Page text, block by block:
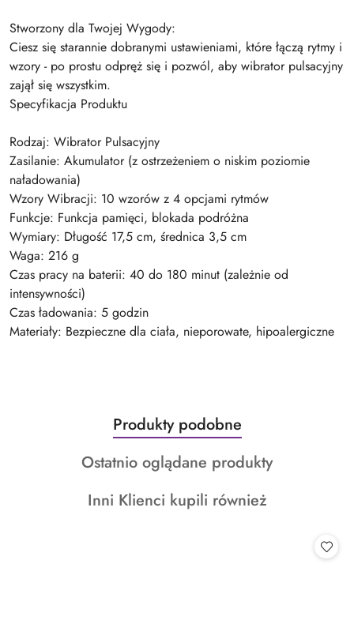
Stworzony dla Twojej Wygody:
Ciesz się starannie dobranymi ustawieniami, które łączą rytmy i
wzory - po prostu odpręż się i pozwól, aby wibrator pulsacyjny
zajął się wszystkim.
Specyfikacja Produktu
Rodzaj: Wibrator Pulsacyjny
Zasilanie: Akumulator (z ostrzeżeniem o niskim poziomie
naładowania)
Wzory Wibracji: 10 wzorów z 4 opcjami rytmów
Funkcje: Funkcja pamięci, blokada podróżna
Wymiary: Długość 17,5 cm, średnica 3,5 cm
Waga: 216 g
Czas pracy na baterii: 40 do 180 minut (zależnie od
intensywności)
Czas ładowania: 5 godzin
Materiały: Bezpieczne dla ciała, nieporowate, hipoalergiczne
Pomiń karuzelę produktów
Produkty
o
statusie:
Produkty podobne
Produkty
statusie:
Ostatnio oglądane produkty
Produkty
Inni Klienci kupili również